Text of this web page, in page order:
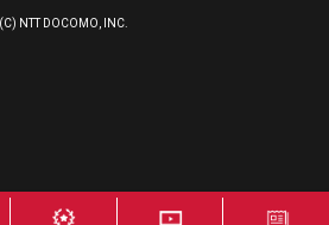
(C) NTT DOCOMO, INC.